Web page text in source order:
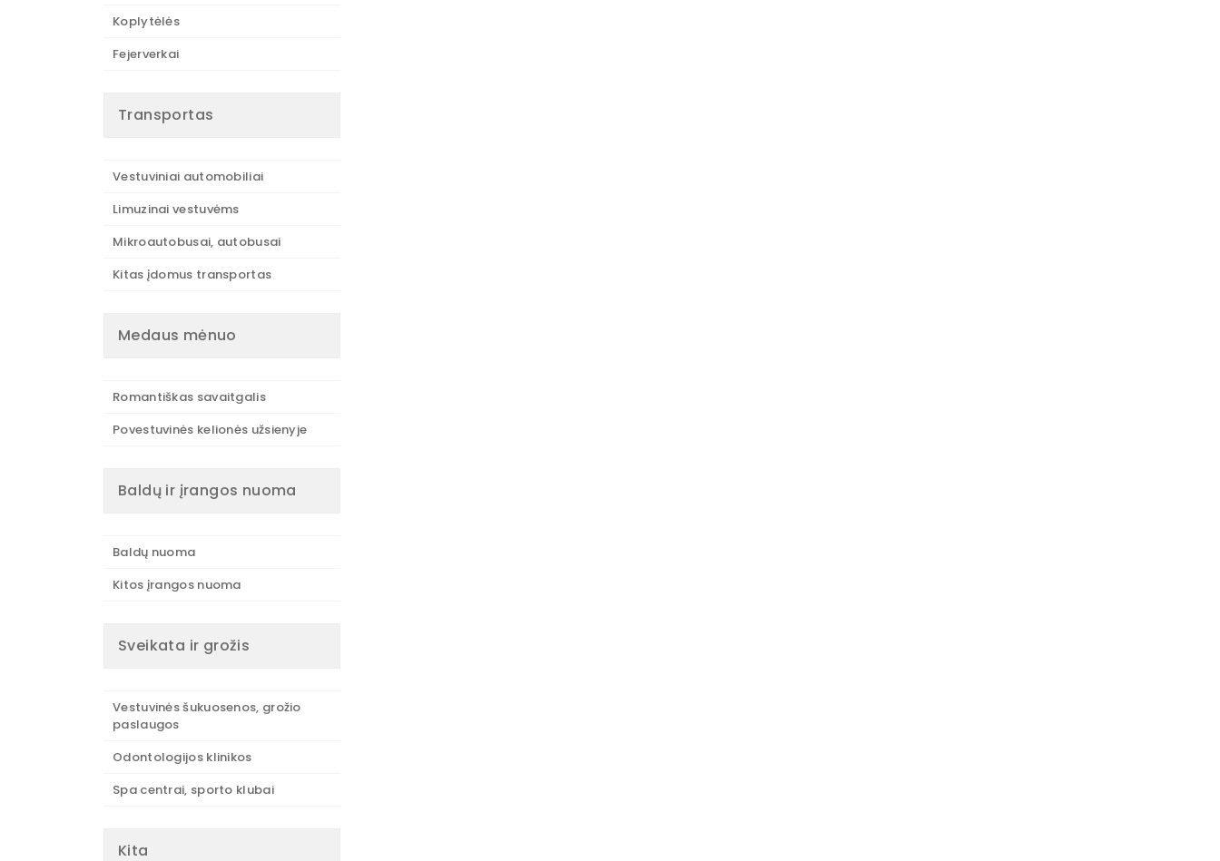
Koplytėlės
Fejerverkai
Transportas
Vestuviniai automobiliai
Limuzinai vestuvėms
Mikroautobusai, autobusai
Kitas įdomus transportas
Medaus mėnuo
Romantiškas savaitgalis
Povestuvinės kelionės užsienyje
Baldų ir įrangos nuoma
Baldų nuoma
Kitos įrangos nuoma
Sveikata ir grožis
Vestuvinės šukuosenos, grožio
paslaugos
Odontologijos klinikos
Spa centrai, sporto klubai
Kita